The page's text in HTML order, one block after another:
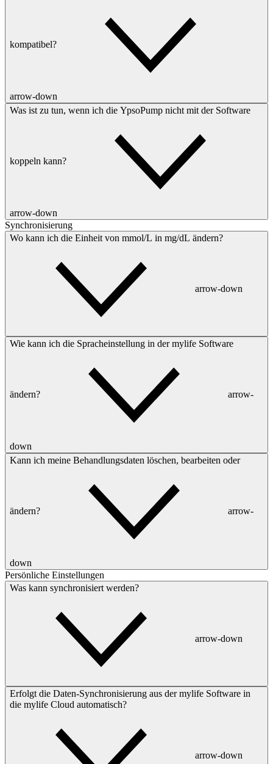
kompatibel?
arrow-down
Was ist zu tun, wenn ich die YpsoPump nicht mit der Software
koppeln kann?
arrow-down
Synchronisierung
Wo kann ich die Einheit von mmol/L in mg/dL ändern?
arrow-down
Wie kann ich die Spracheinstellung in der mylife Software
ändern? arrow-
down
Kann ich meine Behandlungsdaten löschen, bearbeiten oder
ändern? arrow-
down
Persönliche Einstellungen
Was kann synchronisiert werden?
arrow-down
Erfolgt die Daten-Synchronisierung aus der mylife Software in
die mylife Cloud automatisch?
arrow-down